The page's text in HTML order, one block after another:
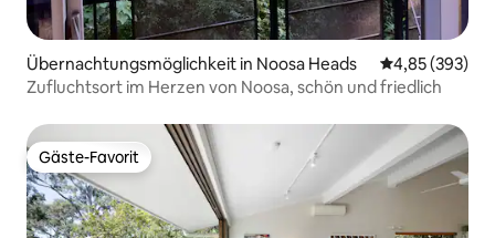
Übernachtungsmöglichkeit in Noosa Heads
4,85 (393)
Zufluchtsort im Herzen von Noosa, schön und friedlich
Gäste-Favorit
Gäste-Favorit